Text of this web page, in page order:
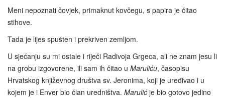
Meni nepoznati čovjek, primaknut kovčegu, s papira je čitao
stihove.
Tada je lijes spušten i prekriven zemljom.
U sjećanju su mi ostale i riječi Radivoja Grgeca, ali ne znam jesu li
na grobu izgovorene, ili sam ih čitao u Maruliću, časopisu
Hrvatskog književnog društva sv. Jeronima, koji je uređivao i u
kojem je i Enver bio član uredništva. Marulić je bio gotovo jedino